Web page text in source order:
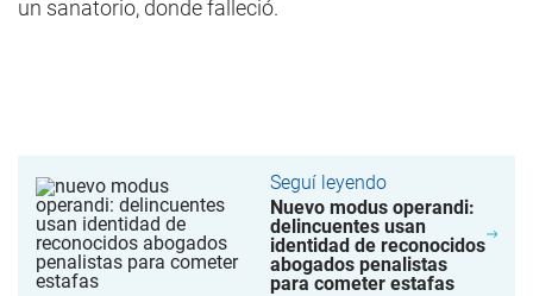
un sanatorio, donde falleció.
Seguí leyendo
Nuevo modus operandi:
delincuentes usan
identidad de reconocidos
abogados penalistas
para cometer estafas